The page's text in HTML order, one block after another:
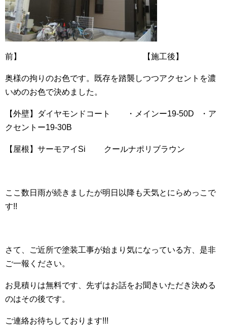
前】 【施工後】
奥様の拘りのお色です。既存を踏襲しつつアクセントを濃
いめのお色で決めました。
【外壁】ダイヤモンドコート ・メインー19-50D ・ア
クセントー19-30B
【屋根】サーモアイSi クールナポリブラウン
ここ数日雨が続きましたが明日以降も天気とにらめっこで
す!!
さて、ご近所で塗装工事が始まり気になっている方、是非
ご一報ください。
お見積りは無料です、先ずはお話をお聞きいただき決める
のはその後です。
ご連絡お待ちしております!!!